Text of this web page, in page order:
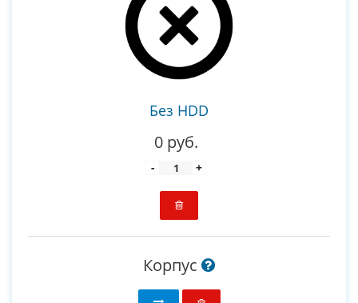
Без HDD
0 руб.
- +
Корпус